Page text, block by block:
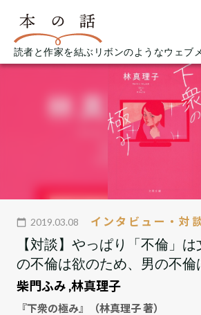
読者と作家を結ぶリボンのようなウェブ
2019.03.08 インタビュー・対
【対談】やっぱり「不倫」
の不倫は欲のため、男の不倫
柴門ふみ,林真理子
『下衆の極み』（林真理子 著）